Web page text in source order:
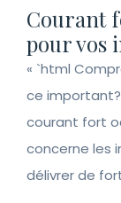
Courant
pour vos
« `html
ce important?
courant fort
concerne les
délivrer de